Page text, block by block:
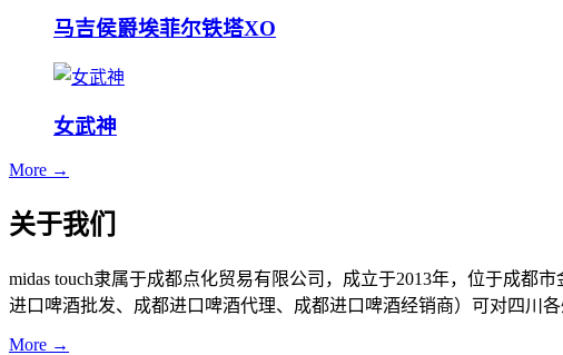
马吉侯爵埃菲尔铁塔XO
女武神
More →
关于我们
midas touch隶属于成都点化贸易有限公司，成立于2013年，位于成都
进口啤酒批发、成都进口啤酒代理、成都进口啤酒经销商）可对四
More →